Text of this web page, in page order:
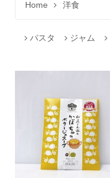
Home 洋食
パスタ ジャム